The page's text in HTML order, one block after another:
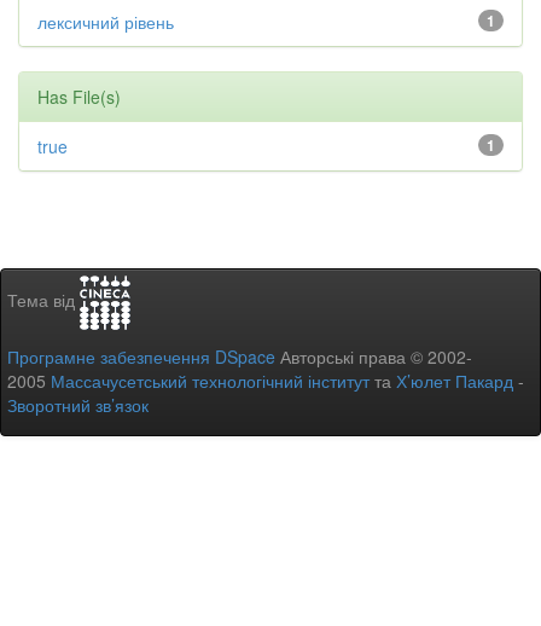
1
лексичний рівень
Has File(s)
1
true
Тема від
Програмне забезпечення DSpace Авторські права © 2002-
2005 Массачусетський технологічний інститутта Х’юлет Пакард -
Зворотний зв’язок